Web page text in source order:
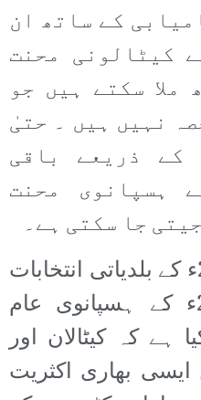
کے ساتھ ان
کیٹالونی محنت
ملا سکتے ہیں جو
نہیں ہیں ۔ حتیٰ
کے ذریعے باقی
ہسپانوی محنت
جا سکتی ہے۔
حقیقت یہ ہے کہ 2015ء کے بلدیاتی انتخابات
اور 2015ء اور 2016ء کے ہسپانوی عام
ہے کہ کیٹالان اور
بھاری اکثریت